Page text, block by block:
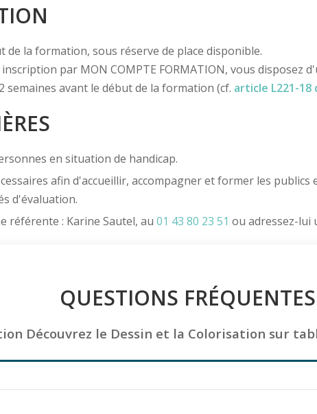
de la formation, sous réserve de place disponible.
par MON COMPTE FORMATION, vous
avant le début de la formation (cf. article L221-18
en situation de handicap.
afin d'accueillir, accompagner et former les
d'évaluation.
référente : Karine Sautel, au 01 43 80 23 51 ou adressez-lui
QUESTIONS FRÉQUENTES
Découvrez le Dessin et la Colorisation sur